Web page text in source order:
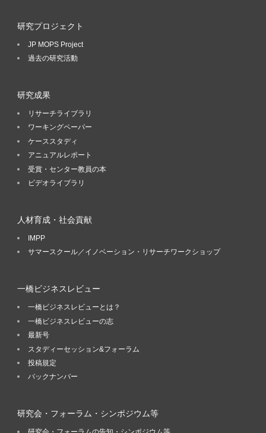
研究プロジェクト
JP MOPS Project
過去の研究活動
研究成果
リサーチライブラリ
ワーキングペーパー
ケーススタディ
アニュアルレポート
受賞・センター教員の本
ビデオライブラリ
人材育成・社会貢献
IMPP
サマースクール／イノベーション・リサーチワークショップ
一橋ビジネスレビュー
一橋ビジネスレビューとは？
一橋ビジネスレビューの志
最新号
スタディーセッション&フォーラム
投稿規定
バックナンバー
研究会・フォーラム・シンポジウム等